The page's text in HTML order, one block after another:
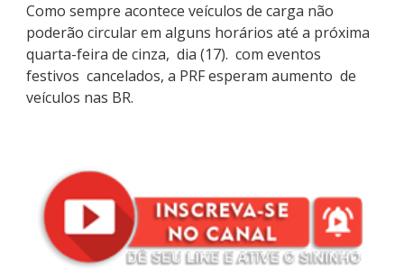
Como sempre acontece veículos de carga não
poderão circular em alguns horários até a próxima
quarta-feira de cinza, dia (17). com eventos
festivos cancelados, a PRF esperam aumento de
veículos nas BR.